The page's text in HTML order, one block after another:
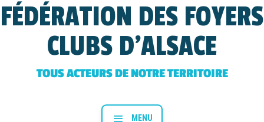
FÉDÉRATION DES FOYERS
CLUBS D'ALSACE
TOUS ACTEURS DE NOTRE TERRITOIRE